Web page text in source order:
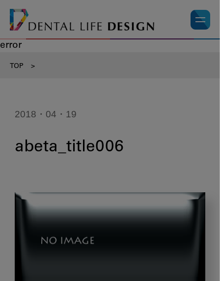
error
TOP >
2018・04・19
abeta_title006